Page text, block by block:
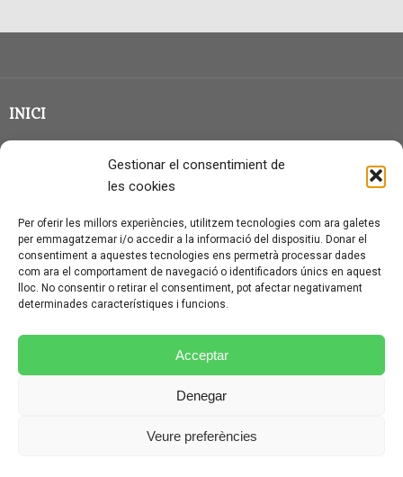
Gestionar el consentimient de
les cookies
Per oferir les millors experiències, utilitzem tecnologies com ara galetes
per emmagatzemar i/o accedir a la informació del dispositiu. Donar el
consentiment a aquestes tecnologies ens permetrà processar dades
com ara el comportament de navegació o identificadors únics en aquest
lloc. No consentir o retirar el consentiment, pot afectar negativament
determinades característiques i funcions.
Acceptar
Denegar
Veure preferències
INICI
CLASSE EN GRUP
QUI SOC?
CONTACTE
AVÍS LEGAL I PROTECCIÓ DE DADES
POLÍTICA DE COOKIES (UE)
CONDICIONS PARTICULARS D’ÚS I CONTRACTACIÓ
POLÍTICA DE PRIVACITAT
ILLUSTRIOUS